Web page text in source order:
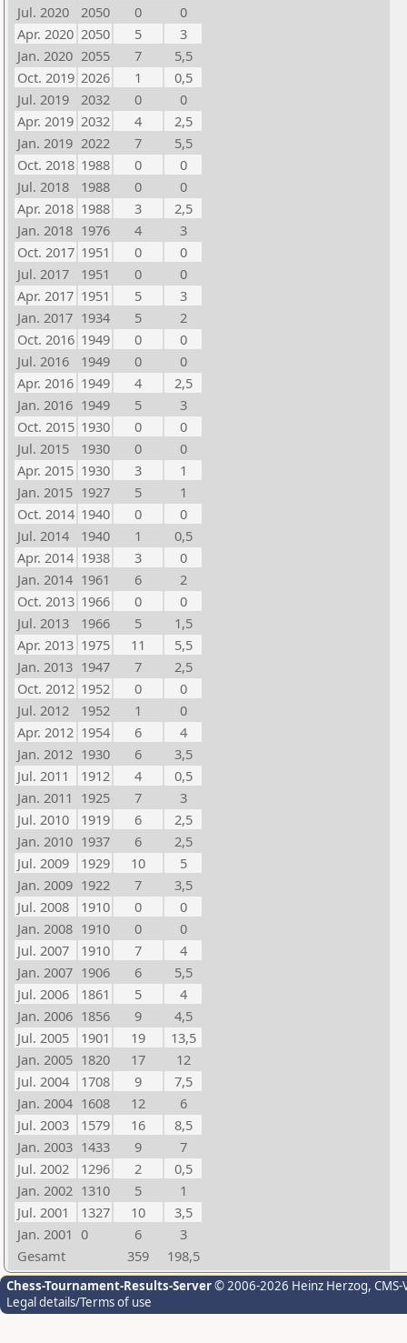
Jul. 2020
2050 0
0
Apr. 2020 2050 5
3
Jan. 2020 2055 7
5,5
Oct. 2019 2026 1
0,5
Jul. 2019
2032 0
0
Apr. 2019 2032 4
2,5
Jan. 2019 2022 7
5,5
Oct. 2018 1988 0
0
Jul. 2018
1988 0
0
Apr. 2018 1988 3
2,5
Jan. 2018 1976 4
3
Oct. 2017 1951 0
0
Jul. 2017
1951 0
0
Apr. 2017 1951 5
3
Jan. 2017 1934 5
2
Oct. 2016 1949 0
0
Jul. 2016
1949 0
0
Apr. 2016 1949 4
2,5
Jan. 2016 1949 5
3
Oct. 2015 1930 0
0
Jul. 2015
1930 0
0
Apr. 2015 1930 3
1
Jan. 2015 1927 5
1
Oct. 2014 1940 0
0
Jul. 2014
1940 1
0,5
Apr. 2014 1938 3
0
Jan. 2014 1961 6
2
Oct. 2013 1966 0
0
Jul. 2013
1966 5
1,5
Apr. 2013 1975 11
5,5
Jan. 2013 1947 7
2,5
Oct. 2012 1952 0
0
Jul. 2012
1952 1
0
Apr. 2012 1954 6
4
Jan. 2012 1930 6
3,5
Jul. 2011
1912 4
0,5
Jan. 2011 1925 7
3
Jul. 2010
1919 6
2,5
Jan. 2010 1937 6
2,5
Jul. 2009
1929 10
5
Jan. 2009 1922 7
3,5
Jul. 2008
1910 0
0
Jan. 2008 1910 0
0
Jul. 2007
1910 7
4
Jan. 2007 1906 6
5,5
Jul. 2006
1861 5
4
Jan. 2006 1856 9
4,5
Jul. 2005
1901 19
13,5
Jan. 2005 1820 17
12
Jul. 2004
1708 9
7,5
Jan. 2004 1608 12
6
Jul. 2003
1579 16
8,5
Jan. 2003 1433 9
7
Jul. 2002
1296 2
0,5
Jan. 2002 1310 5
1
Jul. 2001
1327 10
3,5
Jan. 2001 0 6
3
Gesamt
359 198,5
Chess-Tournament-Results-Server© 2006-2026 Heinz Herzog,
Legal details/Terms of use